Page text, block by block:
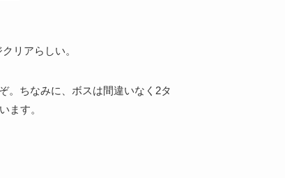
リアらしい。
。ちなみに、ボスは間違いなく2タ
ます。